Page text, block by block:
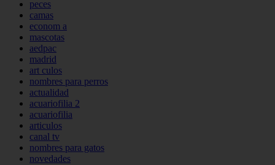
peces
camas
econom a
mascotas
aedpac
madrid
art culos
nombres para perros
actualidad
acuariofilia 2
acuariofilia
articulos
canal tv
nombres para gatos
novedades